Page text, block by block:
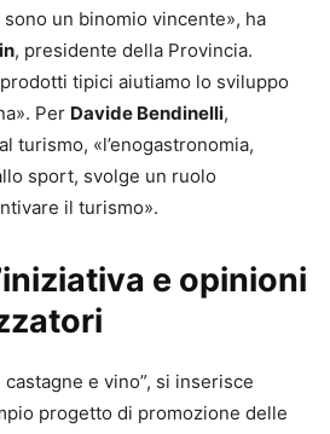
un binomio vincente», ha
, presidente della Provincia.
tipici aiutiamo lo sviluppo
Per Davide Bendinelli,
turismo, «l’enogastronomia,
sport, svolge un ruolo
il turismo».
e opinioni
castagne e vino”, si inserisce
progetto di promozione delle